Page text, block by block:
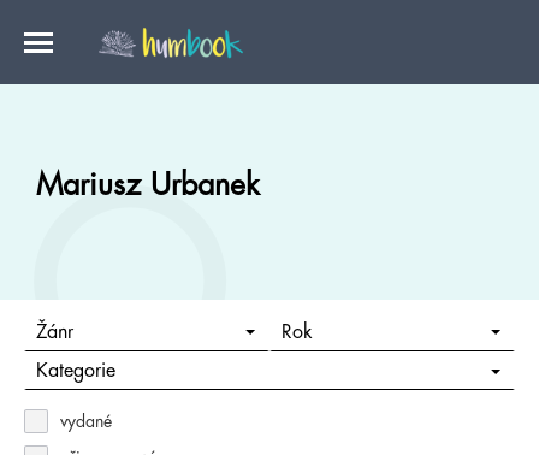
Mariusz Urbanek
Žánr Rok
Kategorie
vydané